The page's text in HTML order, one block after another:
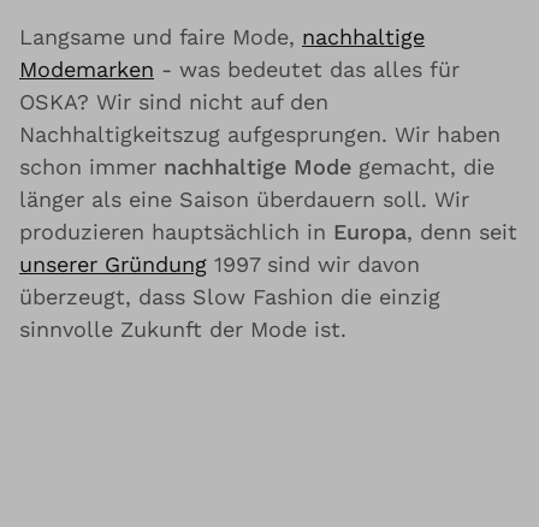
Langsame und faire Mode, nachhaltige
Modemarken - was bedeutet das alles für
OSKA? Wir sind nicht auf den
Nachhaltigkeitszug aufgesprungen. Wir haben
schon immer nachhaltige Mode gemacht, die
länger als eine Saison überdauern soll. Wir
produzieren hauptsächlich in Europa, denn seit
unserer Gründung 1997 sind wir davon
überzeugt, dass Slow Fashion die einzig
sinnvolle Zukunft der Mode ist.